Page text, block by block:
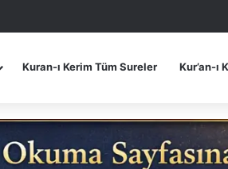
Kuran-ı Kerim Tüm Sureler Kur’an-ı